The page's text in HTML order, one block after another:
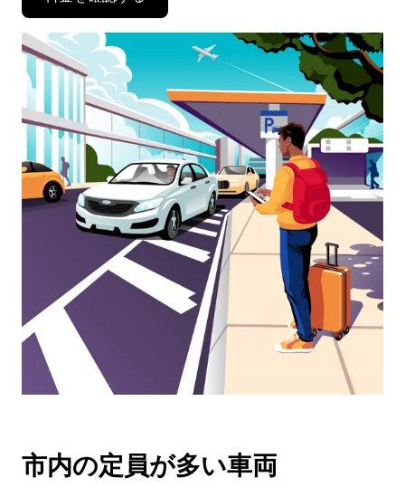
キ
で
レ
ン
ダ
ー
を
操
選
択
タ
ン
市内の定員が多い車両